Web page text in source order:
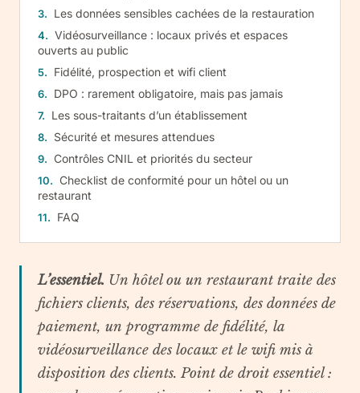
Les données sensibles cachées de la restauration
Vidéosurveillance : locaux privés et espaces
ouverts au public
Fidélité, prospection et wifi client
DPO : rarement obligatoire, mais pas jamais
Les sous-traitants d’un établissement
Sécurité et mesures attendues
Contrôles CNIL et priorités du secteur
Checklist de conformité pour un hôtel ou un
restaurant
FAQ
L’essentiel. Un hôtel ou un restaurant traite des
fichiers clients, des réservations, des données de
paiement, un programme de fidélité, la
vidéosurveillance des locaux et le wifi mis à
disposition des clients. Point de droit essentiel :